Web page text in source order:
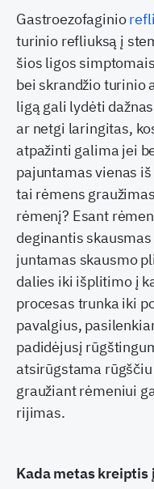
Gastroezofaginio
turinio refliuksą į
šios ligos
bei skrandžio turinio
ligą gali lydėti
ar netgi laringitas,
atpažinti galima jei
pajuntamas vienas
tai rėmens
rėmenį? Esant
deginantis
juntamas skausmo
dalies iki išplitimo į
procesas trunka iki
pavalgius,
padidėjusį
atsirūgstama
graužiant rėmeniui
rijimas.
Kada metas kreiptis